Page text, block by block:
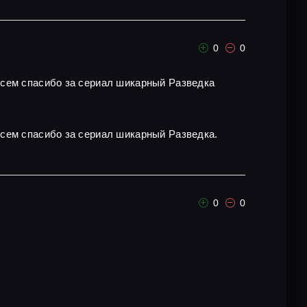
0 0
спасибо за сериал шикарный Разведка
спасибо за сериал шикарный Разведка.
0 0